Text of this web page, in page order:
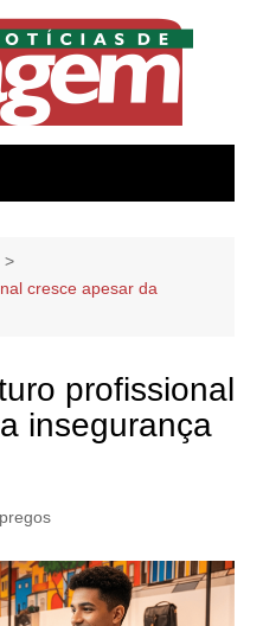
cresce apesar da
profissional
insegurança